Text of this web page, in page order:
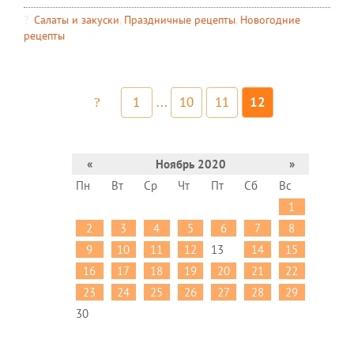
Салаты и закуски, Праздничные рецепты, Новогодние
рецепты
1 ... 10 11 12
« Ноябрь 2020
»
Пн
Вт Ср Чт Пт Сб
Вс
1
2
3 4 5 6 7
8
9
10 11 12 13 14
15
16
17 18 19 20 21
22
23
24 25 26 27 28
29
30